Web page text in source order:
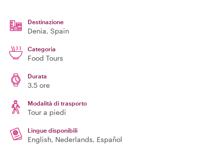
Destinazione
Denia, Spain
Categoria
Food Tours
Durata
3.5 ore
Modalità di trasporto
Tour a piedi
Lingue disponibili
English, Nederlands, Español